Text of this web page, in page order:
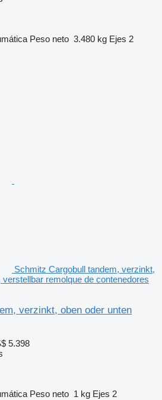
Peso neto 3.480 kg Ejes 2
Schmitz Cargobull tandem, verzinkt,
remolque de contenedores
verzinkt, oben oder unten
5.398
Peso neto 1 kg Ejes 2